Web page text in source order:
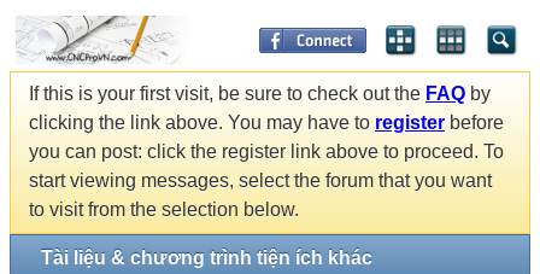
If this is your first visit, be sure to check out the FAQ by
clicking the link above. You may have to register before
you can post: click the register link above to proceed. To
start viewing messages, select the forum that you want
to visit from the selection below.
Tài liệu & chương trình tiện ích khác